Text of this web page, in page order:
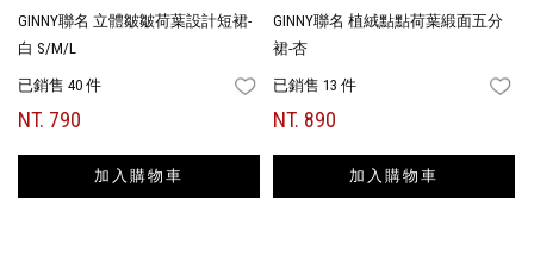
GINNY聯名 立體皺皺荷葉設計短裙-
白 S/M/L
已銷售 40 件 FAVORITES
NT. 790
加入購物車
GINNY聯名 植絨點點荷葉緞面五分
裙-杏
已銷售 13 件
NT. 890
加入購物車